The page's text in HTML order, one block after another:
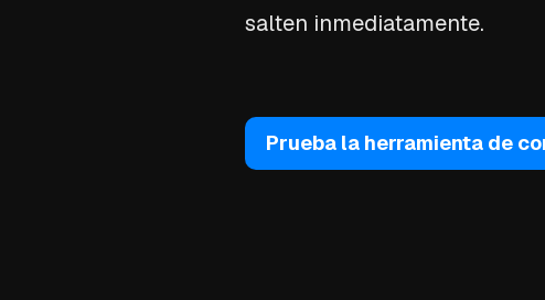
salten inmediatamente.
Prueba la herramienta de